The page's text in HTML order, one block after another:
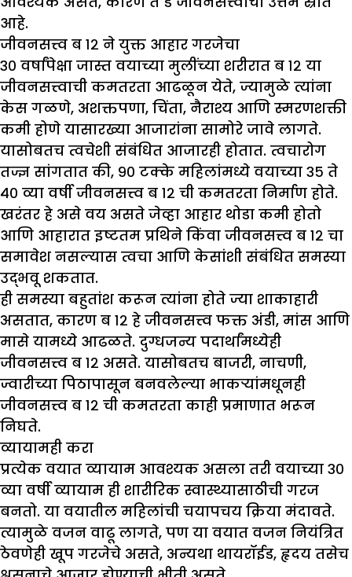
आहे.
जीवनसत्त्व ब १२ ने युक्त आहार गरजेचा
३० वर्षांपेक्षा जास्त वयाच्या मुलींच्या शरीरात ब १२ या
जीवनसत्त्वाची कमतरता आढळून येते, ज्यामुळे त्यांना
केस गळणे, अशक्तपणा, चिंता, नैराश्य आणि स्मरणशक्ती
कमी होणे यासारख्या आजारांना सामोरे जावे लागते.
यासोबतच त्वचेशी संबंधित आजारही होतात. त्वचारोग
तज्ज्ञ सांगतात की, ९० टक्के महिलांमध्ये वयाच्या ३५ ते
४० व्या वर्षी जीवनसत्त्व ब १२ ची कमतरता निर्माण होते.
खरंतर हे असे वय असते जेव्हा आहार थोडा कमी होतो
आणि आहारात इष्टतम प्रथिने किंवा जीवनसत्त्व ब १२ चा
समावेश नसल्यास त्वचा आणि केसांशी संबंधित समस्या
उद्भवू शकतात.
ही समस्या बहुतांश करून त्यांना होते ज्या शाकाहारी
असतात, कारण ब १२ हे जीवनसत्त्व फक्त अंडी, मांस आणि
मासे यामध्ये आढळते. दुग्धजन्य पदार्थांमध्येही
जीवनसत्त्व ब १२ असते. यासोबतच बाजरी, नाचणी,
ज्वारीच्या पिठापासून बनवलेल्या भाकऱ्यांमधूनही
जीवनसत्त्व ब १२ ची कमतरता काही प्रमाणात भरून
निघते.
व्यायामही करा
प्रत्येक वयात व्यायाम आवश्यक असला तरी वयाच्या ३०
व्या वर्षी व्यायाम ही शारीरिक स्वास्थ्यासाठीची गरज
बनतो. या वयातील महिलांची चयापचय क्रिया मंदावते.
त्यामुळे वजन वाढू लागते, पण या वयात वजन नियंत्रित
ठेवणेही खूप गरजेचे असते, अन्यथा थायरॉईड, हृदय तसेच